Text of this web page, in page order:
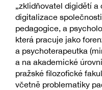
„zklidňovatel digidětí a
digitalizace
pedagogice, a
která pracuje jako
a psychoterapeutka
a na akademické
pražské filozofické
včetně problematiky